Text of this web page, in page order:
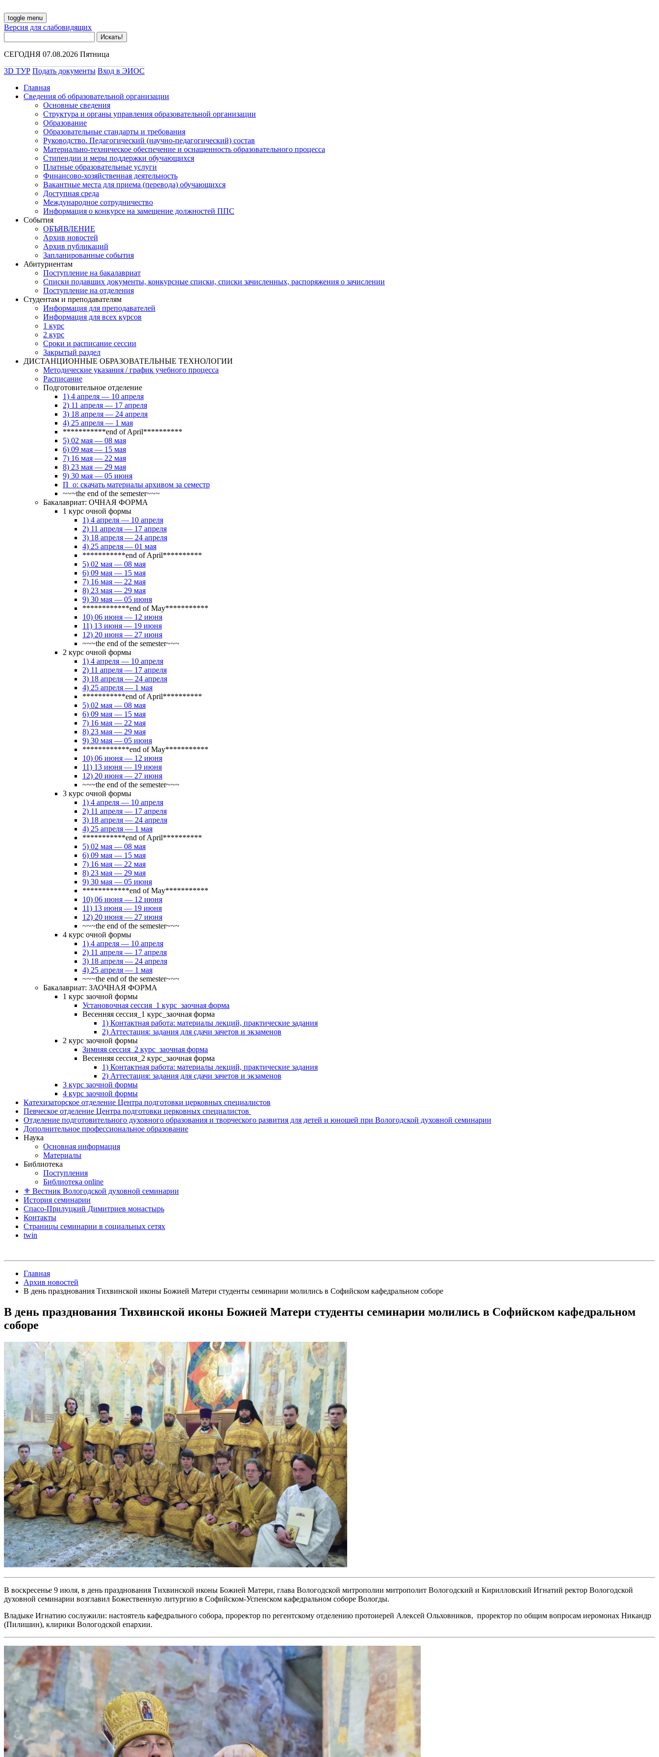
toggle menu
Версия для слабовидящих
СЕГОДНЯ 07.08.2026 Пятница
3D ТУР Подать документы Вход в ЭИОС
Главная
Сведения об образовательной организации
Основные сведения
Структура и органы управления образовательной организации
Образование
Образовательные стандарты и требования
Руководство. Педагогический (научно-педагогический) состав
Материально-техническое обеспечение и оснащенность образовательного процесса
Стипендии и меры поддержки обучающихся
Платные образовательные услуги
Финансово-хозяйственная деятельность
Вакантные места для приема (перевода) обучающихся
Доступная среда
Международное сотрудничество
Информация о конкурсе на замещение должностей ППС
События
ОБЪЯВЛЕНИЕ
Архив новостей
Архив публикаций
Запланированные события
Абитуриентам
Поступление на бакалавриат
Списки подавших документы, конкурсные списки, списки зачисленных, распоряжения о зачислении
Поступление на отделения
Студентам и преподавателям
Информация для преподавателей
Информация для всех курсов
1 курс
2 курс
Сроки и расписание сессии
Закрытый раздел
ДИСТАНЦИОННЫЕ ОБРАЗОВАТЕЛЬНЫЕ ТЕХНОЛОГИИ
Методические указания / график учебного процесса
Расписание
Подготовительное отделение
1) 4 апреля — 10 апреля
2) 11 апреля — 17 апреля
3) 18 апреля — 24 апреля
4) 25 апреля — 1 мая
***********end of April**********
5) 02 мая — 08 мая
6) 09 мая — 15 мая
7) 16 мая — 22 мая
8) 23 мая — 29 мая
9) 30 мая — 05 июня
П_о: скачать материалы архивом за семестр
~~~the end of the semester~~~
Бакалавриат: ОЧНАЯ ФОРМА
1 курс очной формы
1) 4 апреля — 10 апреля
2) 11 апреля — 17 апреля
3) 18 апреля — 24 апреля
4) 25 апреля — 01 мая
***********end of April**********
5) 02 мая — 08 мая
6) 09 мая — 15 мая
7) 16 мая — 22 мая
8) 23 мая — 29 мая
9) 30 мая — 05 июня
************end of May***********
10) 06 июня — 12 июня
11) 13 июня — 19 июня
12) 20 июня — 27 июня
~~~the end of the semester~~~
2 курс очной формы
1) 4 апреля — 10 апреля
2) 11 апреля — 17 апреля
3) 18 апреля — 24 апреля
4) 25 апреля — 1 мая
***********end of April**********
5) 02 мая — 08 мая
6) 09 мая — 15 мая
7) 16 мая — 22 мая
8) 23 мая — 29 мая
9) 30 мая — 05 июня
************end of May***********
10) 06 июня — 12 июня
11) 13 июня — 19 июня
12) 20 июня — 27 июня
~~~the end of the semester~~~
3 курс очной формы
1) 4 апреля — 10 апреля
2) 11 апреля — 17 апреля
3) 18 апреля — 24 апреля
4) 25 апреля — 1 мая
***********end of April**********
5) 02 мая — 08 мая
6) 09 мая — 15 мая
7) 16 мая — 22 мая
8) 23 мая — 29 мая
9) 30 мая — 05 июня
************end of May***********
10) 06 июня — 12 июня
11) 13 июня — 19 июня
12) 20 июня — 27 июня
~~~the end of the semester~~~
4 курс очной формы
1) 4 апреля — 10 апреля
2) 11 апреля — 17 апреля
3) 18 апреля — 24 апреля
4) 25 апреля — 1 мая
~~~the end of the semester~~~
Бакалавриат: ЗАОЧНАЯ ФОРМА
1 курс заочной формы
Установочная сессия_1 курс_заочная форма
Весенняя сессия_1 курс_заочная форма
1) Контактная работа: материалы лекций, практические задания
2) Аттестация: задания для сдачи зачетов и экзаменов
2 курс заочной формы
Зимняя сессия_2 курс_заочная форма
Весенняя сессия_2 курс_заочная форма
1) Контактная работа: материалы лекций, практические задания
2) Аттестация: задания для сдачи зачетов и экзаменов
3 курс заочной формы
4 курс заочной формы
Катехизаторское отделение Центра подготовки церковных специалистов
Певческое отделение Центра подготовки церковных специалистов
Отделение подготовительного духовного образования и творческого развития для детей и юношей при Вологодской духовной семинарии
Дополнительное профессиональное образование
Наука
Основная информация
Материалы
Библиотека
Поступления
Библиотека online
⚜ Вестник Вологодской духовной семинарии
История семинарии
Спасо-Прилуцкий Димитриев монастырь
Контакты
Страницы семинарии в социальных сетях
twin
Главная
Архив новостей
В день празднования Тихвинской иконы Божией Матери студенты семинарии молились в Софийском кафедральном соборе
В день празднования Тихвинской иконы Божией Матери студенты семинарии молились в Софийском кафедральном
соборе
В воскресенье 9 июля, в день празднования Тихвинской иконы Божией Матери, глава Вологодской митрополии митрополит Вологодский и Кирилловский Игнатий ректор Вологодской
духовной семинарии возглавил Божественную литургию в Софийском-Успенском кафедральном соборе Вологды.
Владыке Игнатию сослужили: настоятель кафедрального собора, проректор по регентскому отделению протоиерей Алексей Ольховников, проректор по общим вопросам иеромонах Никандр
(Пилишин), клирики Вологодской епархии.